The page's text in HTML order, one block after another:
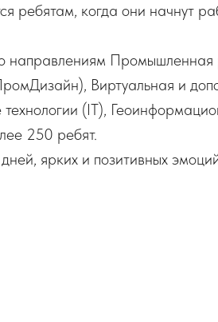
ребятам, когда они начнут
Промышленная
Виртуальная и
(IT),
250 ребят.
ярких и позитивных